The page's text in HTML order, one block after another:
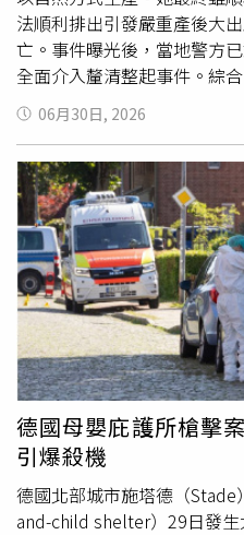
法順利排出引發嚴重產後大
亡。事件曝光後，當地警方
全面介入釐清整起事件。綜
Hindu》報導，死者莎希卡
（Tiruppur）烏圖庫利（
4歲女兒，這次懷的是第二
產，因此夫妻決定在家分娩
居家生產流程，沒有安排醫
到場協助。據了解，分娩當
婆婆也在一旁幫忙，而趕到
外等候，未能進入協助。女嬰
娩出，導致莎希卡拉出現大
化，家人才緊急將她送往佩
（Government Medical
救，之後又轉送哥印拜陀（
但最終仍因失血過多宣告不
家屬照料。調查人員發現，
政府「孕婦與嬰幼兒追蹤管
Infant Cohort Monitoring and
蹤，也沒有依照正常程序前
06月30日, 2026
德國母嬰庇護所槍擊
引爆殺機
德國北部城市施塔德（
and-child shelter）29日發